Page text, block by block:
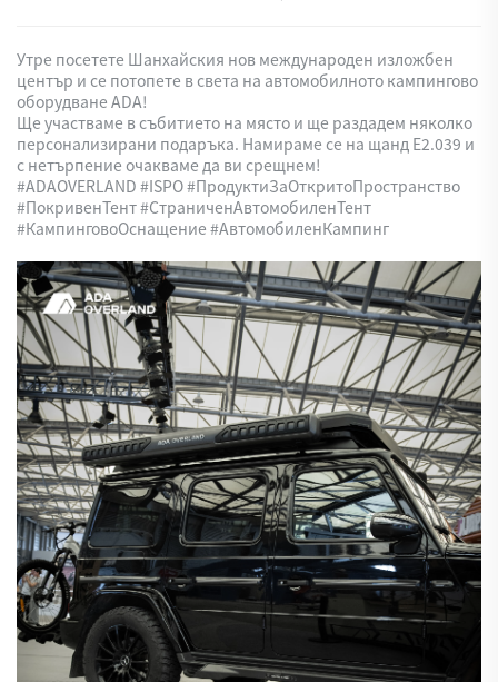
Утре посетете Шанхайския нов международен изложбен
център и се потопете в света на автомобилното кампингово
оборудване ADA!
Ще участваме в събитието на място и ще раздадем няколко
персонализирани подаръка. Намираме се на щанд E2.039 и
с нетърпение очакваме да ви срещнем!
#ADAOVERLAND #ISPO #ПродуктиЗаОткритоПространство
#ПокривенТент #СтраниченАвтомобиленТент
#КампинговоОснащение #АвтомобиленКампинг